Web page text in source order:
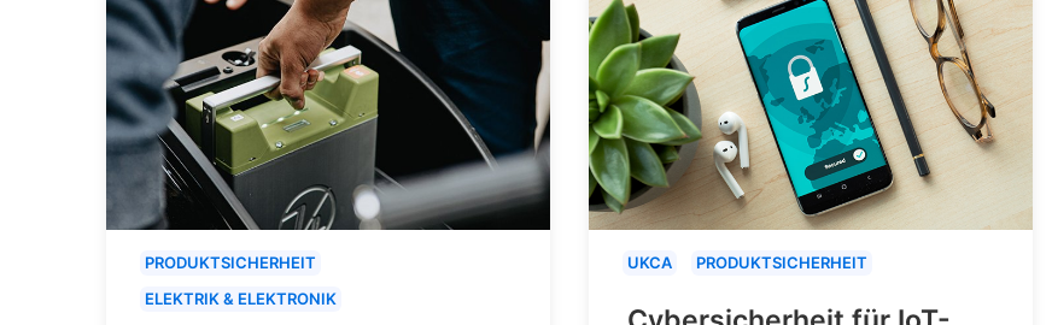
PRODUKTSICHERHEIT
ELEKTRIK & ELEKTRONIK
UKCA PRODUKTSICHERHEIT